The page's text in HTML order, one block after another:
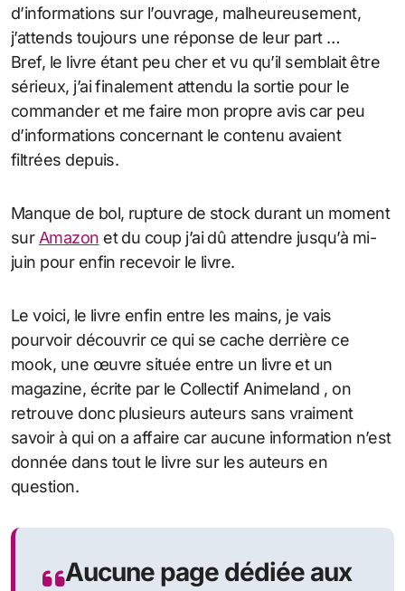
d’informations sur l’ouvrage, malheureusement,
j’attends toujours une réponse de leur part …
Bref, le livre étant peu cher et vu qu’il semblait être
sérieux, j’ai finalement attendu la sortie pour le
commander et me faire mon propre avis car peu
d’informations concernant le contenu avaient
filtrées depuis.
Manque de bol, rupture de stock durant un moment
sur Amazon et du coup j’ai dû attendre jusqu’à mi-
juin pour enfin recevoir le livre.
Le voici, le livre enfin entre les mains, je vais
pourvoir découvrir ce qui se cache derrière ce
mook, une œuvre située entre un livre et un
magazine, écrite par le Collectif Animeland , on
retrouve donc plusieurs auteurs sans vraiment
savoir à qui on a affaire car aucune information n’est
donnée dans tout le livre sur les auteurs en
question.
Aucune page dédiée aux